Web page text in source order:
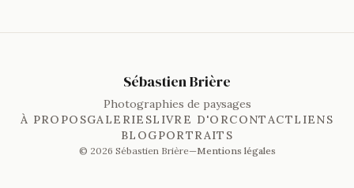
Sébastien Brière
Photographies de paysages
À PROPOSGALERIESLIVRE D'ORCONTACTLIENS
BLOGPORTRAITS
© 2026 Sébastien Brière—Mentions légales